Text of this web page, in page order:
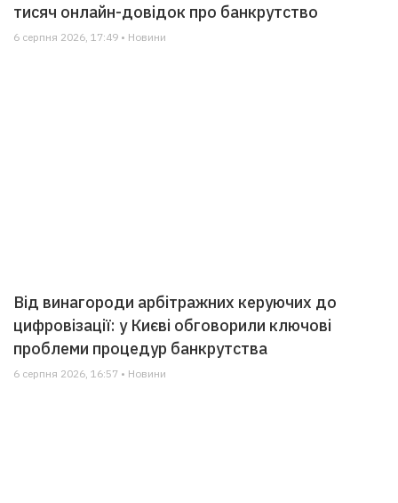
тисяч онлайн-довідок про банкрутство
6 серпня 2026, 17:49 • Новини
Від винагороди арбітражних керуючих до
цифровізації: у Києві обговорили ключові
проблеми процедур банкрутства
6 серпня 2026, 16:57 • Новини